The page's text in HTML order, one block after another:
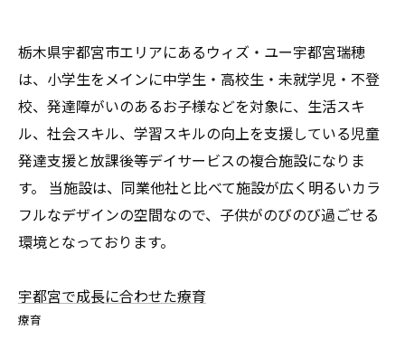
栃木県宇都宮市エリアにあるウィズ・ユー宇都宮瑞穂
は、小学生をメインに中学生・高校生・未就学児・不登
校、発達障がいのあるお子様などを対象に、生活スキ
ル、社会スキル、学習スキルの向上を支援している児童
発達支援と放課後等デイサービスの複合施設になりま
す。 当施設は、同業他社と比べて施設が広く明るいカラ
フルなデザインの空間なので、子供がのびのび過ごせる
環境となっております。
宇都宮で成長に合わせた療育
療育